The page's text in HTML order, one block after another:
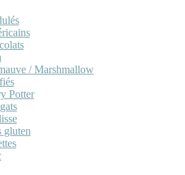
/ Marshmallow
Potter
gluten